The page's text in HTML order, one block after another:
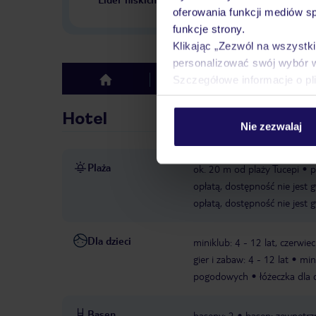
oferowania funkcji mediów
funkcje strony.
Klikając „Zezwól na
personalizować swój wybór
Szczegółowe informacje o
Nie zezwalaj
w Polsce
top Hotel Opinie
Hotel
Plaża ok. 20 m od plaży Tucepi
opłatą, dostępność nie jest
opłatą, dostępność nie jest
Dla dzieci miniklub: 4 - 12 lat,
gier i zabaw: 4 - 12 lat
pogodowych
łóżeczka